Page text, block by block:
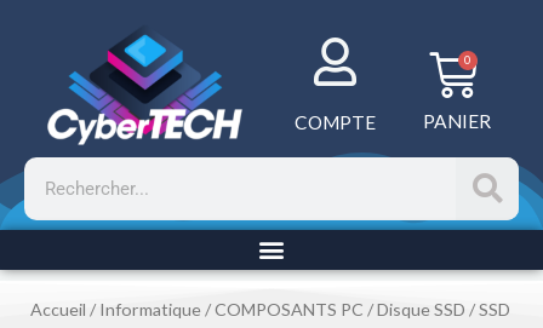
COMPTE
0
PANIER
Rechercher
Accueil /Informatique /COMPOSANTS PC /Disque SSD / SSD